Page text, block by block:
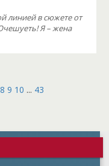
линией в сюжете от
Я – жена
8 9 10 ... 43